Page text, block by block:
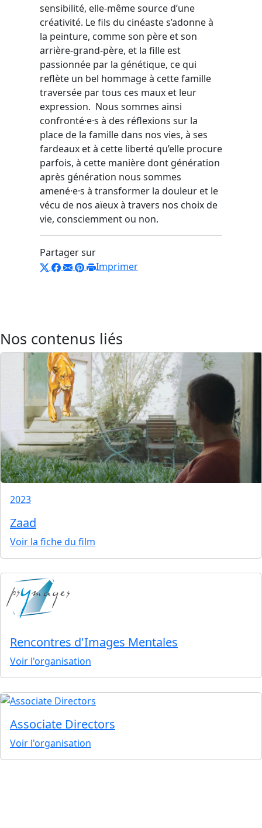
sensibilité, elle-même source d’une
créativité. Le fils du cinéaste s’adonne à
la peinture, comme son père et son
arrière-grand-père, et la fille est
passionnée par la génétique, ce qui
reflète un bel hommage à cette famille
traversée par tous ces maux et leur
expression. Nous sommes ainsi
confronté·e·s à des réflexions sur la
place de la famille dans nos vies, à ses
fardeaux et à cette liberté qu’elle procure
parfois, à cette manière dont génération
après génération nous sommes
amené·e·s à transformer la douleur et le
vécu de nos aïeux à travers nos choix de
vie, consciemment ou non.
Partager sur
Imprimer
Nos contenus liés
2023
Zaad
Voir la fiche du film
Rencontres d'Images Mentales
Voir l'organisation
Associate Directors
Voir l'organisation